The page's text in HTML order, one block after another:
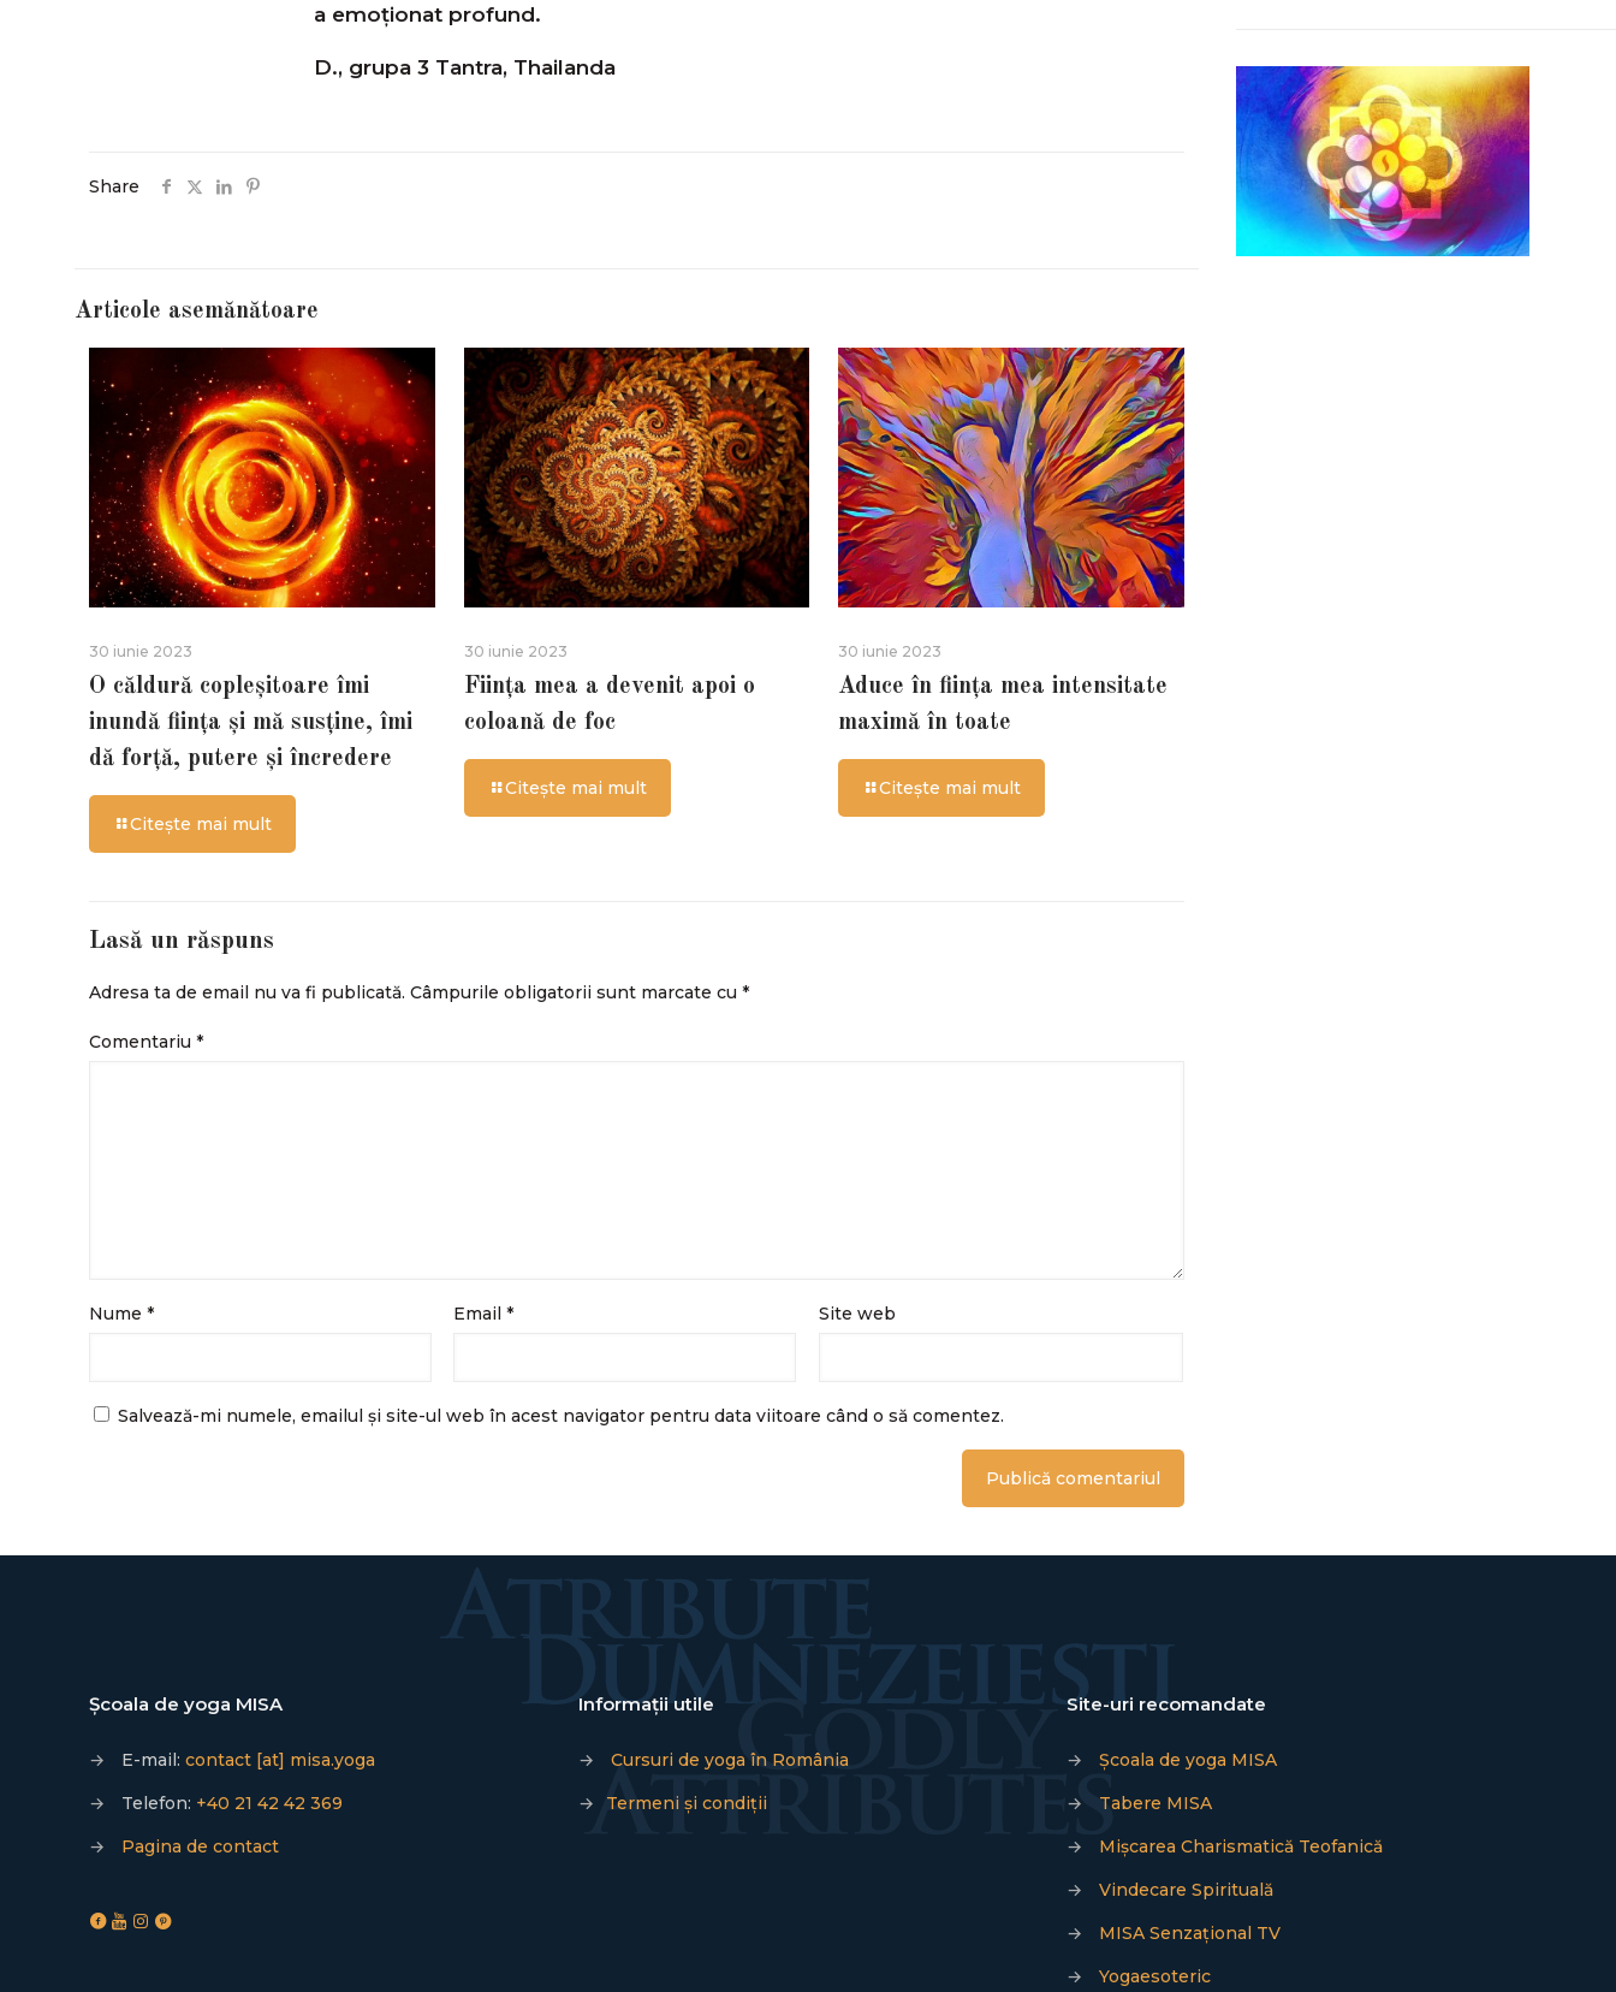
a emoționat profund.
D., grupa 3 Tantra, Thailanda
Share
Articole asemănătoare
30 iunie 2023
O căldură copleșitoare îmi
inundă ființa și mă susține, îmi
dă forță, putere și încredere
Citește mai mult
30 iunie 2023
Ființa mea a devenit apoi o
coloană de foc
Citește mai mult
30 iunie 2023
Aduce în ființa mea intensitate
maximă în toate
Citește mai mult
Lasă un răspuns
Adresa ta de email nu va fi publicată. Câmpurile obligatorii sunt marcate cu *
Comentariu *
Nume * Email* Site web
Salvează-mi numele, emailul și site-ul web în acest navigator pentru data viitoare când o să comentez.
Școala de yoga MISA
→ E-mail: contact [at] misa.yoga
→
Telefon: +40 21 42 42 369
→
Pagina de contact
Informații utile
→
Cursuri de yoga în România
→
Termeni și condiții
Site-uri recomandate
→
Școala de yoga MISA
→
Tabere MISA
→
Mișcarea Charismatică Teofanică
→
Vindecare Spirituală
→
MISA Senzațional TV
→
Yogaesoteric